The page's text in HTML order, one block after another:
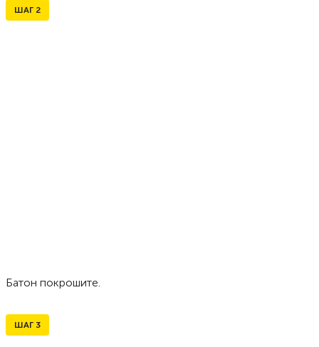
ШАГ 2
Батон покрошите.
ШАГ 3